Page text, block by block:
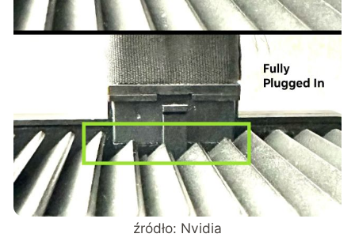
źródło: Nvidia